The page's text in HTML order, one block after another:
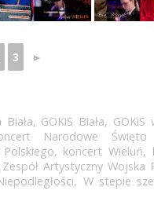
3 ►
Biała, GOKiS Biała, GOKiS
Narodowe Święto
, koncert Wieluń,
Artystyczny Wojska
, W stepie